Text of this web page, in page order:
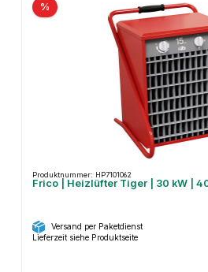
%
Produktnummer: HP7101062
Frico | Heizlüfter Tiger | 30 kW |
Versand per Paketdienst
Lieferzeit siehe Produktseite